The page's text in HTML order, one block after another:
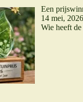
Een
14 mei, 2026
Wie heeft